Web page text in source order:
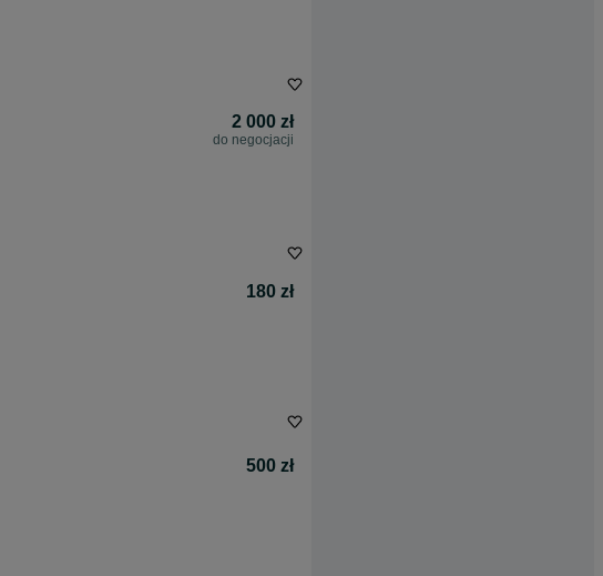
2 000 zł
do negocjacji
180 zł
500 zł